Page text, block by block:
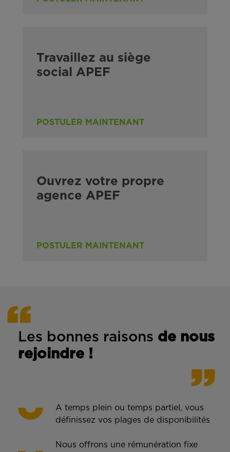
Travaillez au siège
social APEF
POSTULER MAINTENANT
Ouvrez votre propre
agence APEF
POSTULER MAINTENANT
Les bonnes raisons de nous
rejoindre !
A temps plein ou temps partiel, vous
définissez vos plages de disponibilités
Nous offrons une rémunération fixe